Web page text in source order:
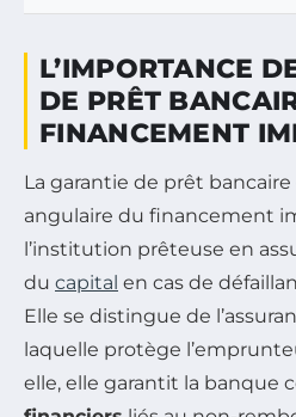
L’IMPORTANCE
DE PRÊT
FINANCEMENT
La garantie de prêt
angulaire du financement
l’institution prêteuse en
du capital en cas de
Elle se distingue de
laquelle protège
elle, elle garantit la banque